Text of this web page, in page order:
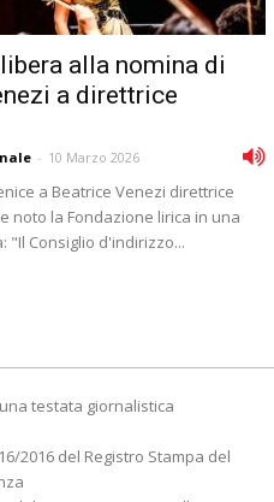
alla nomina di
a direttrice
- 10 Marzo 2026
a Beatrice Venezi direttrice
noto la Fondazione lirica in una
"Il Consiglio d'indirizzo...
una testata giornalistica
2016 del Registro Stampa del